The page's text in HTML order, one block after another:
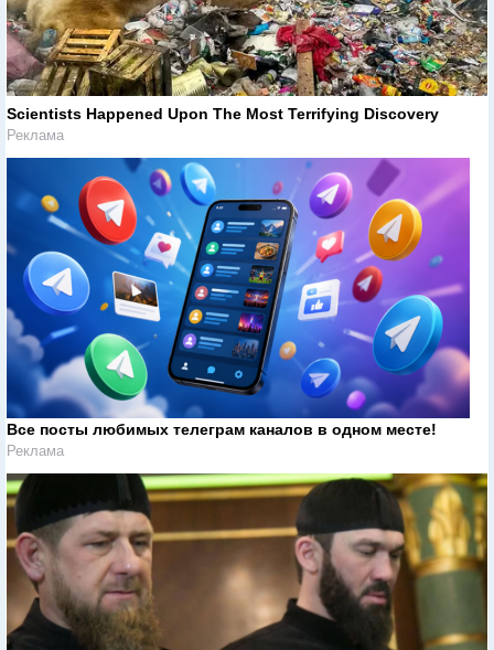
Scientists Happened Upon The Most Terrifying Discovery
Реклама
Все посты любимых телеграм каналов в одном месте!
Реклама